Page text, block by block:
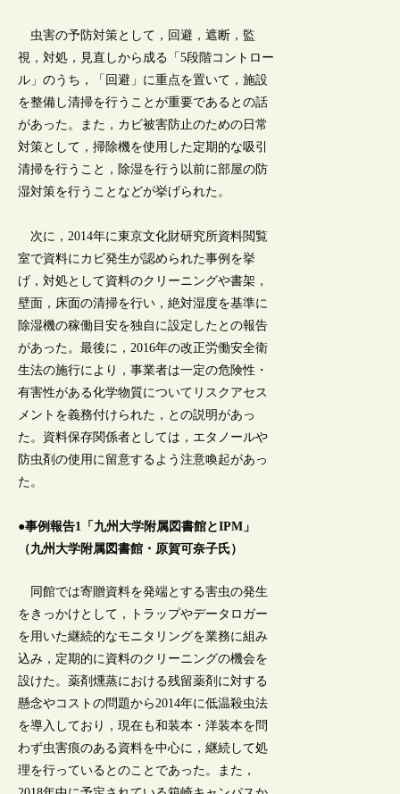
虫害の予防対策として，回避，遮断，監
視，対処，見直しから成る「5段階コントロー
ル」のうち，「回避」に重点を置いて，施設
を整備し清掃を行うことが重要であるとの話
があった。また，カビ被害防止のための日常
対策として，掃除機を使用した定期的な吸引
清掃を行うこと，除湿を行う以前に部屋の防
湿対策を行うことなどが挙げられた。
次に，2014年に東京文化財研究所資料閲覧
室で資料にカビ発生が認められた事例を挙
げ，対処として資料のクリーニングや書架，
壁面，床面の清掃を行い，絶対湿度を基準に
除湿機の稼働目安を独自に設定したとの報告
があった。最後に，2016年の改正労働安全衛
生法の施行により，事業者は一定の危険性・
有害性がある化学物質についてリスクアセス
メントを義務付けられた，との説明があっ
た。資料保存関係者としては，エタノールや
防虫剤の使用に留意するよう注意喚起があっ
た。
●事例報告1「九州大学附属図書館とIPM」
（九州大学附属図書館・原賀可奈子氏）
同館では寄贈資料を発端とする害虫の発生
をきっかけとして，トラップやデータロガー
を用いた継続的なモニタリングを業務に組み
込み，定期的に資料のクリーニングの機会を
設けた。薬剤燻蒸における残留薬剤に対する
懸念やコストの問題から2014年に低温殺虫法
を導入しており，現在も和装本・洋装本を問
わず虫害痕のある資料を中心に，継続して処
理を行っているとのことであった。また，